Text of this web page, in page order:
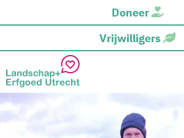
Doneer
Vrijwilligers